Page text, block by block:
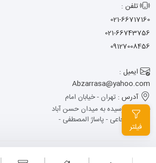
فیلتر
تلفن :
021-66717160
021-66743756
09127008456
ایمیل :
Abzarrasa@yahoo.com
آدرس : تهران - خیابان امام
خمینی - نرسیده به میدان حسن آباد
- کوچه شجاعی - پاساژ المصطفی -
پلاک 13
تمامی حقوق این وبسایت متعلق به ابزار راسا می باشد .